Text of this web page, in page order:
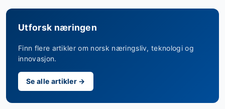
Utforsk næringen
Finn flere artikler om norsk næringsliv, teknologi og
innovasjon.
Se alle artikler →